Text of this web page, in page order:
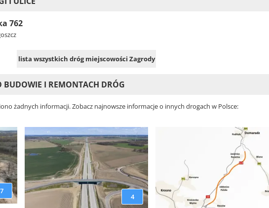
762
lista wszystkich dróg miejscowości Zagrody
BUDOWIE I REMONTACH DRÓG
żadnych informacji. Zobacz najnowsze informacje o innych drogach w Polsce:
7
4